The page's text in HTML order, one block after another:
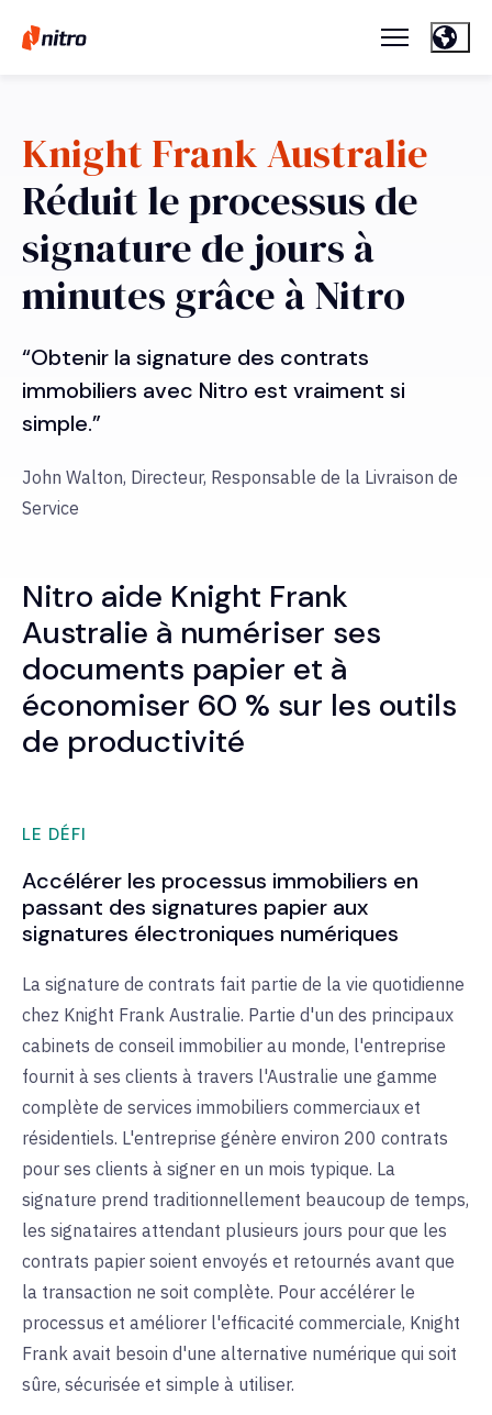
Knight Frank Australie
Réduit le processus de
signature de jours à
minutes grâce à Nitro
“Obtenir la signature des contrats
immobiliers avec Nitro est vraiment si
simple.”
John Walton, Directeur, Responsable de la Livraison de
Service
Nitro aide Knight Frank
Australie à numériser ses
documents papier et à
économiser 60 % sur les outils
de productivité
LE DÉFI
Accélérer les processus immobiliers en
passant des signatures papier aux
signatures électroniques numériques
La signature de contrats fait partie de la vie quotidienne
chez Knight Frank Australie. Partie d'un des principaux
cabinets de conseil immobilier au monde, l'entreprise
fournit à ses clients à travers l'Australie une gamme
complète de services immobiliers commerciaux et
résidentiels. L'entreprise génère environ 200 contrats
pour ses clients à signer en un mois typique. La
signature prend traditionnellement beaucoup de temps,
les signataires attendant plusieurs jours pour que les
contrats papier soient envoyés et retournés avant que
la transaction ne soit complète. Pour accélérer le
processus et améliorer l'efficacité commerciale, Knight
Frank avait besoin d'une alternative numérique qui soit
sûre, sécurisée et simple à utiliser.